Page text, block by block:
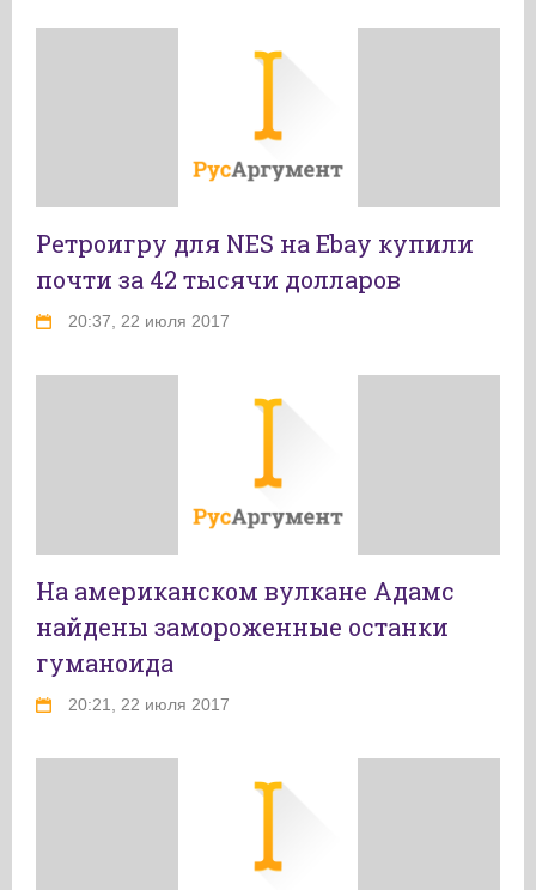
Ретроигру для NES на Ebay купили
почти за 42 тысячи долларов
20:37, 22 июля 2017
На американском вулкане Адамс
найдены замороженные останки
гуманоида
20:21, 22 июля 2017